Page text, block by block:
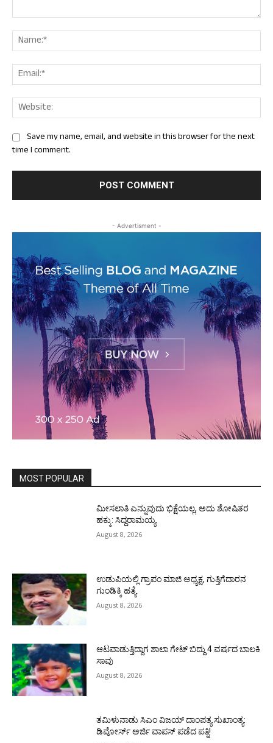
Save my name, email, and website in this browser for the next
time I comment.
- Advertisment -
MOST POPULAR
ಮೀಸಲಾತಿ ಎನ್ನುವುದು ಭಿಕ್ಷೆಯಲ್ಲ, ಅದು ಶೋಷಿತರ
ಹಕ್ಕು: ಸಿದ್ದರಾಮಯ್ಯ
August 8, 2026
ಉಡುಪಿಯಲ್ಲಿ ಗ್ರಾಪಂ ಮಾಜಿ ಅಧ್ಯಕ್ಷ, ಗುತ್ತಿಗೆದಾರನ
ಗುಂಡಿಕ್ಕಿ ಹತ್ಯೆ
August 8, 2026
ಆಟವಾಡುತ್ತಿದ್ದಾಗ ಶಾಲಾ ಗೇಟ್‌ ಬಿದ್ದು 4 ವರ್ಷದ ಬಾಲಕಿ
ಸಾವು
August 8, 2026
ತಮಿಳುನಾಡು ಸಿಎಂ ವಿಜಯ್‌ ದಾಂಪತ್ಯ ಸುಖಾಂತ್ಯ:
ಡಿವೋರ್ಸ್‌ ಅರ್ಜಿ ವಾಪಸ್‌ ಪಡೆದ ಪತ್ನಿ!